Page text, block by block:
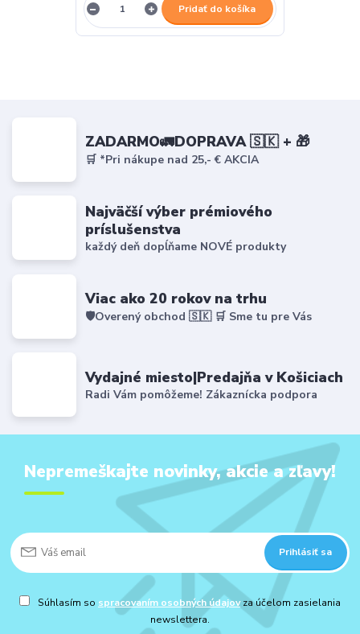
Pridať do košíka
ZADARMO🚛DOPRAVA 🇸🇰 + 🎁
🛒 *Pri nákupe nad 25,- € AKCIA
Najväčší výber prémiového
príslušenstva
každý deň dopĺňame NOVÉ produkty
Viac ako 20 rokov na trhu
🛡️Overený obchod 🇸🇰 🛒 Sme tu pre Vás
Vydajné miesto|Predajňa v Košiciach
Radi Vám pomôžeme! Zákaznícka podpora
Nepremeškajte novinky, akcie a zľavy!
Prihlásiť sa
Súhlasím so spracovaním osobných údajovza účelom zasielania
newslettera.